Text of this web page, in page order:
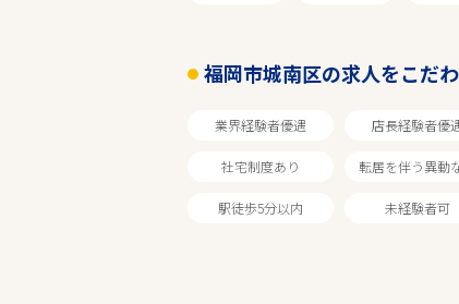
業種
福岡市城南区の求人をこだ
業界経験者優遇 店長経験者優
社宅制度あり 転居を伴う異動
駅徒歩5分以内 未経験者可